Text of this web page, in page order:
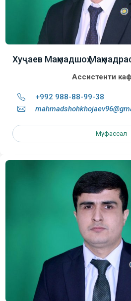
Хуҷаев Маҳмадшоҳ
Ассистенти
+992 988-88-99-38
Муфассал